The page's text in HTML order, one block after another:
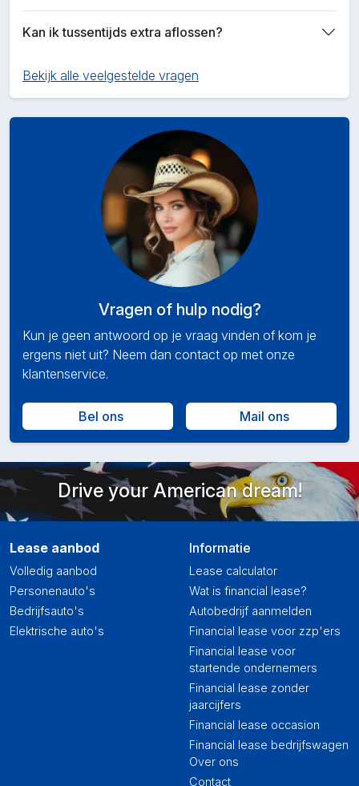
Kan ik tussentijds extra aflossen?
Bekijk alle veelgestelde vragen
Vragen of hulp nodig?
Kun je geen antwoord op je vraag vinden of kom je
ergens niet uit? Neem dan contact op met onze
klantenservice.
Bel ons Mail ons
Drive your American dream!
Lease aanbod
Volledig aanbod
Personenauto's
Bedrijfsauto's
Elektrische auto's
Informatie
Lease calculator
Wat is financial lease?
Autobedrijf aanmelden
Financial lease voor zzp'ers
Financial lease voor
startende ondernemers
Financial lease zonder
jaarcijfers
Financial lease occasion
Financial lease bedrijfswagen
Over ons
Contact